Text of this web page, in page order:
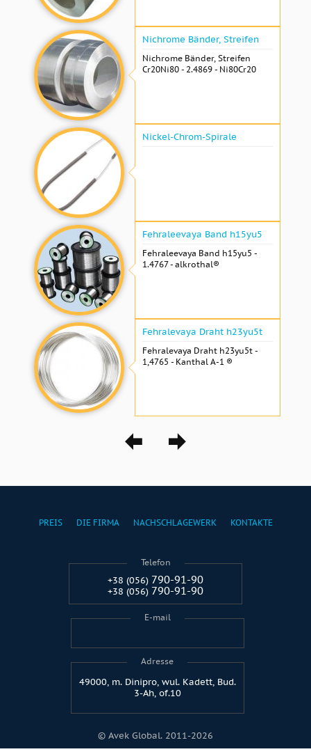
Nichrome Bänder, Streifen
Nichrome Bänder, Streifen
Cr20Ni80 - 2.4869 - Ni80Cr20
Nickel-Chrom-Spirale
Fehraleevaya Band h15yu5
Fehraleevaya Band h15yu5 -
1.4767 - alkrothal®
Fehralevaya Draht h23yu5t
Fehralevaya Draht h23yu5t -
1,4765 - Kanthal A-1 ®
© Avek Global. 2011-2026
PREIS DIE FIRMA NACHSCHLAGEWERK KONTAKTE
Telefon
+38 (056) 790-91-90
+38 (056) 790-91-90
E-mail
Adresse
49000, m. Dinipro, wul. Kadett, Bud.
3-Ah, of.10